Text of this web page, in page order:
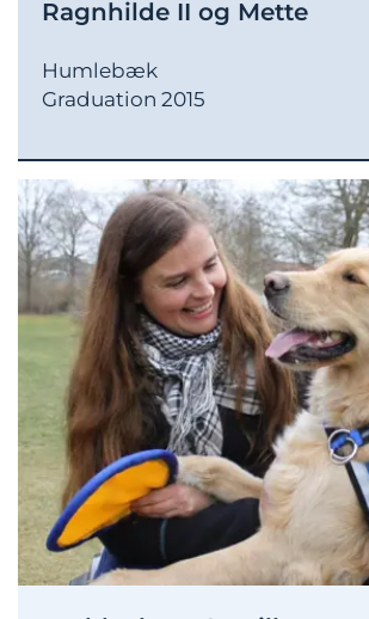
Ragnhilde II og Mette
Humlebæk
Graduation 2015